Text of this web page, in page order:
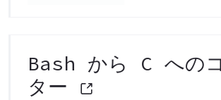
Bash から C への
ター